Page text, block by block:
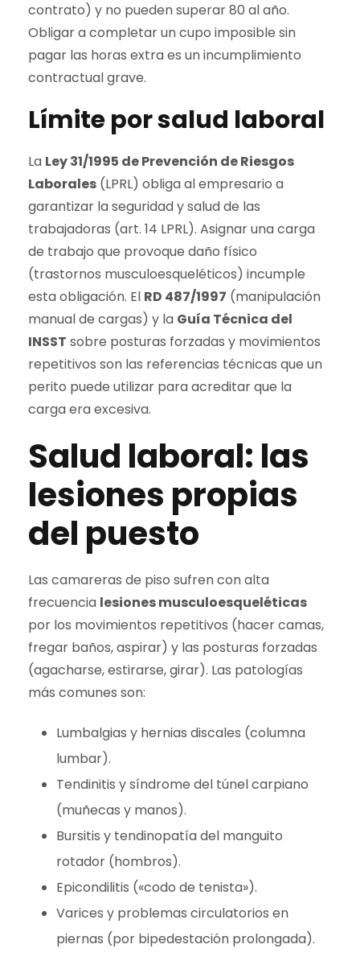
contrato) y no pueden superar 80 al año.
Obligar a completar un cupo imposible sin
pagar las horas extra es un incumplimiento
contractual grave.
Límite por salud laboral
La Ley 31/1995 de Prevención de Riesgos
Laborales (LPRL) obliga al empresario a
garantizar la seguridad y salud de las
trabajadoras (art. 14 LPRL). Asignar una carga
de trabajo que provoque daño físico
(trastornos musculoesqueléticos) incumple
esta obligación. El RD 487/1997 (manipulación
manual de cargas) y la Guía Técnica del
INSST sobre posturas forzadas y movimientos
repetitivos son las referencias técnicas que un
perito puede utilizar para acreditar que la
carga era excesiva.
Salud laboral: las
lesiones propias
del puesto
Las camareras de piso sufren con alta
frecuencia lesiones musculoesqueléticas
por los movimientos repetitivos (hacer camas,
fregar baños, aspirar) y las posturas forzadas
(agacharse, estirarse, girar). Las patologías
más comunes son:
Lumbalgias y hernias discales (columna
lumbar).
Tendinitis y síndrome del túnel carpiano
(muñecas y manos).
Bursitis y tendinopatía del manguito
rotador (hombros).
Epicondilitis («codo de tenista»).
Varices y problemas circulatorios en
piernas (por bipedestación prolongada).